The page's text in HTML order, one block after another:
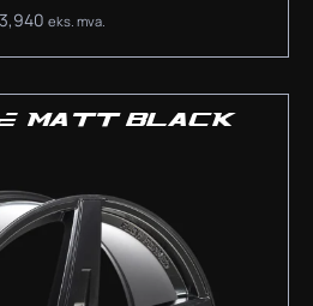
eks. mva.
MATT BLACK